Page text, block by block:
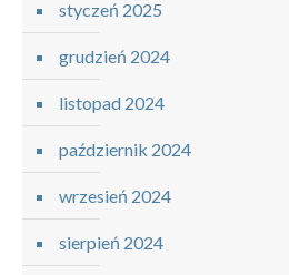
styczeń 2025
grudzień 2024
listopad 2024
październik 2024
wrzesień 2024
sierpień 2024